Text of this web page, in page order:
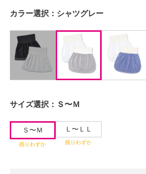
カラー選択： シャツグレー
サイズ選択： Ｓ〜Ｍ
Ｓ〜Ｍ
残りわずか
Ｌ〜ＬＬ
残りわずか